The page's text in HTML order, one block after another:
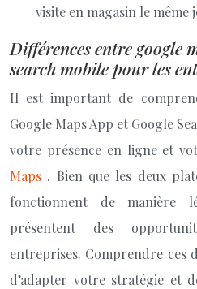
visite en magasin le même
Différences entre google
search mobile pour les
Il est important de
Google Maps App et Google
votre présence en ligne et
Maps . Bien que les deux
fonctionnent de manière
présentent des
entreprises. Comprendre ces
d’adapter votre stratégie et